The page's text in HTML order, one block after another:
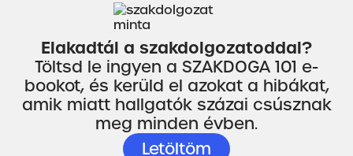
Elakadtál a szakdolgozatoddal?
Töltsd le ingyen a SZAKDOGA 101 e-
bookot, és kerüld el azokat a hibákat,
amik miatt hallgatók százai csúsznak
meg minden évben.
Letöltöm